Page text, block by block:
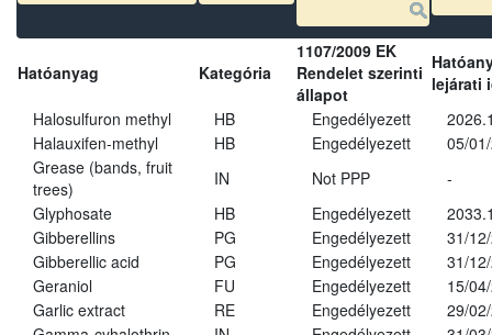
Hatóanyag Kategória
1107/2009 EK
Rendelet szerinti
állapot
lejárati
Halosulfuron methyl
HB Engedélyezett
Halauxifen-methyl
HB Engedélyezett
05/
Grease (bands, fruit
trees)
IN Not PPP
-
Glyphosate
HB Engedélyezett
Gibberellins
PG Engedélyezett
31/
Gibberellic acid
PG Engedélyezett
31/
Geraniol
FU Engedélyezett
15/
Garlic extract
RE Engedélyezett
29/